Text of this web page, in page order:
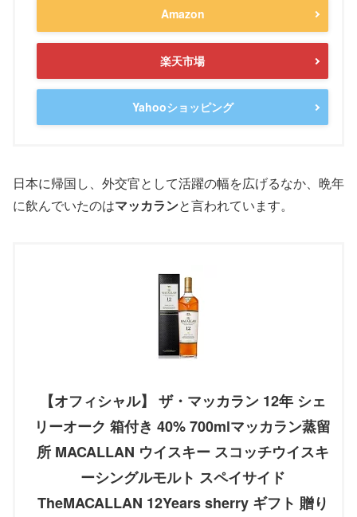
Amazon
楽天市場
Yahooショッピング
日本に帰国し、外交官として活躍の幅を広げるなか、晩年
に飲んでいたのはマッカランと言われています。
【オフィシャル】 ザ・マッカラン 12年 シェ
リーオーク 箱付き 40% 700mlマッカラン蒸留
所 MACALLAN ウイスキー スコッチウイスキ
ーシングルモルト スペイサイド
TheMACALLAN 12Years sherry ギフト 贈り